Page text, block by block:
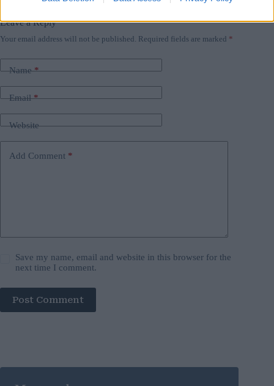
Leave a Reply
Your email address will not be published. Required fields are marked *
Name*
Email*
Website
Add Comment *
Save my name, email and website in this browser for the
next time I comment.
Post Comment